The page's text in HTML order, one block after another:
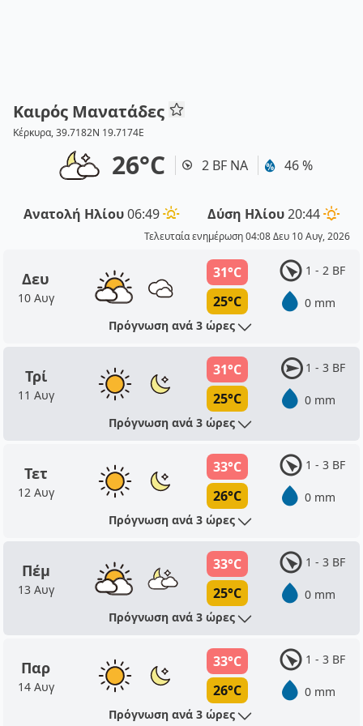
Καιρός Μανατάδες
Κέρκυρα, 39.7182N 19.7174E
26°C 2 BF ΝΑ 46 %
Ανατολή Ηλίου06:49 Δύση Ηλίου20:44
Τελευταία ενημέρωση 04:08 Δευ 10 Αυγ, 2026
Δευ
10 Αυγ
31°C
25°C
1 - 2 BF
0 mm
Πρόγνωση ανά 3 ώρες
Τρί
11 Αυγ
31°C
25°C
1 - 3 BF
0 mm
Πρόγνωση ανά 3 ώρες
Τετ
12 Αυγ
33°C
26°C
1 - 3 BF
0 mm
Πρόγνωση ανά 3 ώρες
Πέμ
13 Αυγ
33°C
25°C
1 - 3 BF
0 mm
Πρόγνωση ανά 3 ώρες
Παρ
14 Αυγ
33°C
26°C
1 - 3 BF
0 mm
Πρόγνωση ανά 3 ώρες